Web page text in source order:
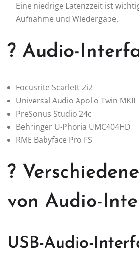
Eine niedrige Latenzzeit ist
Aufnahme und Wiedergabe.
? Audio-
Focusrite Scarlett 2i2
Universal Audio Apollo Twin MKII
PreSonus Studio 24c
Behringer U-Phoria UMC404HD
RME Babyface Pro FS
?
von Audio-
USB-Audio-